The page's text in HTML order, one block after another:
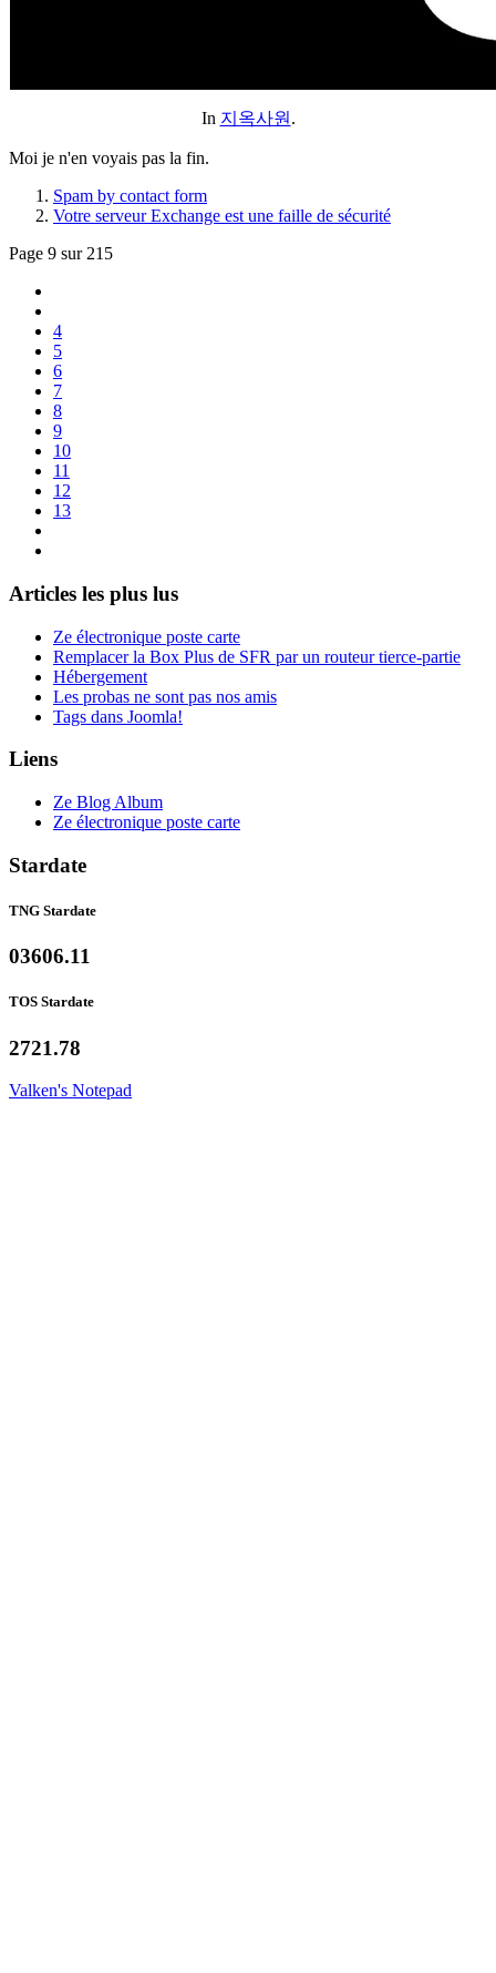
In 지옥사원 .
Moi je n'en voyais pas la fin.
Spam by contact form
Votre serveur Exchange est une faille de sécurité
Page 9 sur 215
4
5
6
7
8
9
10
11
12
13
Articles les plus lus
Ze électronique poste carte
Remplacer la Box Plus de SFR par un routeur tierce-partie
Hébergement
Les probas ne sont pas nos amis
Tags dans Joomla!
Liens
Ze Blog Album
Ze électronique poste carte
Stardate
TNG Stardate
03606.11
TOS Stardate
2721.78
Valken's Notepad